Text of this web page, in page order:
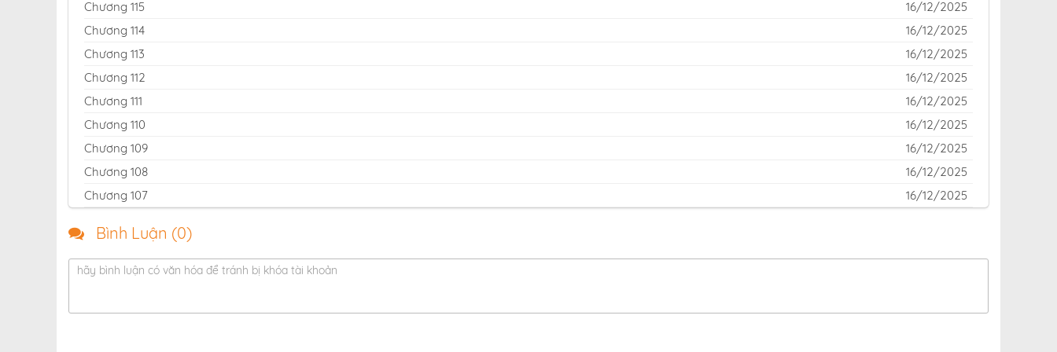
Chương 115
16/12/2025
Chương 114
16/12/2025
Chương 113
16/12/2025
Chương 112
16/12/2025
Chương 111
16/12/2025
Chương 110
16/12/2025
Chương 109
16/12/2025
Chương 108
16/12/2025
Chương 107
16/12/2025
Chương 105
Chương 104
Chương 102
16/12/2025
Bình Luận (0)
hãy bình luận có văn hóa để tránh bị khóa tài khoản